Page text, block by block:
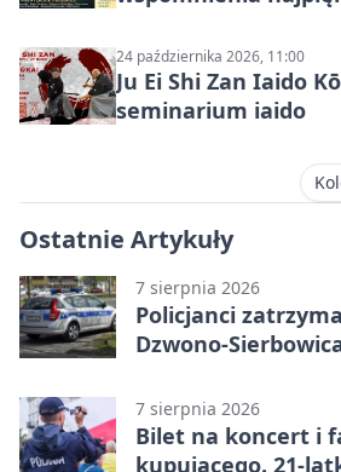
24 października 2026, 11:00
Ju Ei Shi Zan Iaido
seminarium iaido
Ostatnie Artykuły
7 sierpnia 2026
Policjanci
Dzwono-
7 sierpnia 2026
Bilet na koncert i
kupującego. 21-